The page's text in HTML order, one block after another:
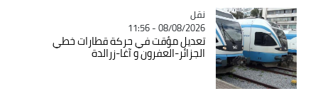
Catégorie
نقل
08/08/2026 - 11:56
تعديل مؤقت في حركة قطارات خطي
الجزائر-العفرون و آغا-زرالدة